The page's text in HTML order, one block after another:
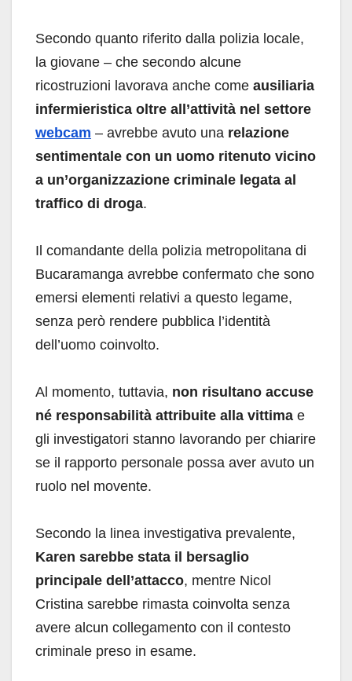
Secondo quanto riferito dalla polizia locale,
la giovane – che secondo alcune
ricostruzioni lavorava anche come ausiliaria
infermieristica oltre all’attività nel settore
webcam – avrebbe avuto una relazione
sentimentale con un uomo ritenuto vicino
a un’organizzazione criminale legata al
traffico di droga.
Il comandante della polizia metropolitana di
Bucaramanga avrebbe confermato che sono
emersi elementi relativi a questo legame,
senza però rendere pubblica l’identità
dell’uomo coinvolto.
Al momento, tuttavia, non risultano accuse
né responsabilità attribuite alla vittima e
gli investigatori stanno lavorando per chiarire
se il rapporto personale possa aver avuto un
ruolo nel movente.
Secondo la linea investigativa prevalente,
Karen sarebbe stata il bersaglio
principale dell’attacco, mentre Nicol
Cristina sarebbe rimasta coinvolta senza
avere alcun collegamento con il contesto
criminale preso in esame.